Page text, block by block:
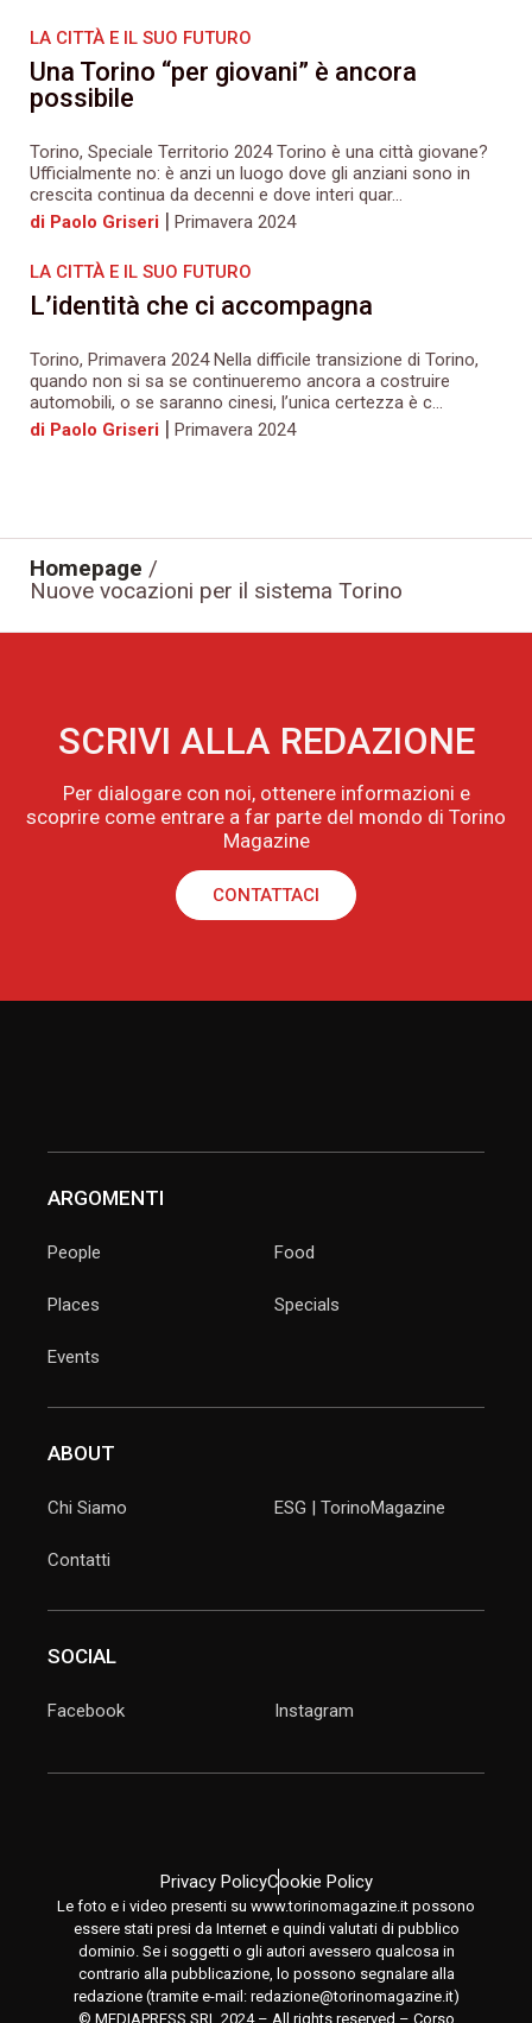
LA CITTÀ E IL SUO FUTURO
Una Torino “per giovani” è ancora
possibile
Torino, Speciale Territorio 2024 Torino è una città giovane?
Ufficialmente no: è anzi un luogo dove gli anziani sono in
crescita continua da decenni e dove interi quar...
di Paolo Griseri | Primavera 2024
LA CITTÀ E IL SUO FUTURO
L’identità che ci accompagna
Torino, Primavera 2024 Nella difficile transizione di Torino,
quando non si sa se continueremo ancora a costruire
automobili, o se saranno cinesi, l’unica certezza è c...
di Paolo Griseri | Primavera 2024
Homepage /
Nuove vocazioni per il sistema Torino
SCRIVI ALLA REDAZIONE
Per dialogare con noi, ottenere informazioni e
scoprire come entrare a far parte del mondo di Torino
Magazine
CONTATTACI
ARGOMENTI
People
Places
Events
Food
Specials
ABOUT
Chi Siamo
Contatti
ESG | TorinoMagazine
SOCIAL
Facebook Instagram
Privacy PolicyCookie Policy
Le foto e i video presenti su www.torinomagazine.it possono
essere stati presi da Internet e quindi valutati di pubblico
dominio. Se i soggetti o gli autori avessero qualcosa in
contrario alla pubblicazione, lo possono segnalare alla
redazione (tramite e-mail: redazione@torinomagazine.it)
© MEDIAPRESS SRL 2024 – All rights reserved – Corso